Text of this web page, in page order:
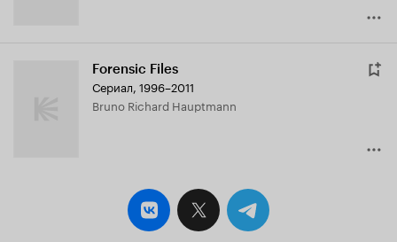
Forensic Files
Сериал, 1996–2011
Bruno Richard Hauptmann